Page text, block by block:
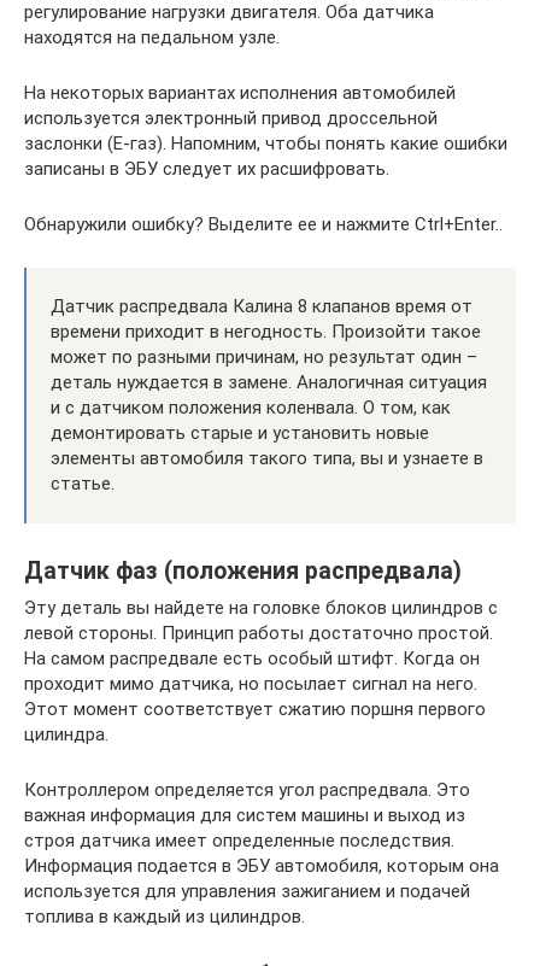
регулирование нагрузки двигателя. Оба датчика
находятся на педальном узле.
На некоторых вариантах исполнения автомобилей
используется электронный привод дроссельной
заслонки (Е-газ). Напомним, чтобы понять какие ошибки
записаны в ЭБУ следует их расшифровать.
Обнаружили ошибку? Выделите ее и нажмите Ctrl+Enter..
Датчик распредвала Калина 8 клапанов время от
времени приходит в негодность. Произойти такое
может по разными причинам, но результат один –
деталь нуждается в замене. Аналогичная ситуация
и с датчиком положения коленвала. О том, как
демонтировать старые и установить новые
элементы автомобиля такого типа, вы и узнаете в
статье.
Датчик фаз (положения распредвала)
Эту деталь вы найдете на головке блоков цилиндров с
левой стороны. Принцип работы достаточно простой.
На самом распредвале есть особый штифт. Когда он
проходит мимо датчика, но посылает сигнал на него.
Этот момент соответствует сжатию поршня первого
цилиндра.
Контроллером определяется угол распредвала. Это
важная информация для систем машины и выход из
строя датчика имеет определенные последствия.
Информация подается в ЭБУ автомобиля, которым она
используется для управления зажиганием и подачей
топлива в каждый из цилиндров.